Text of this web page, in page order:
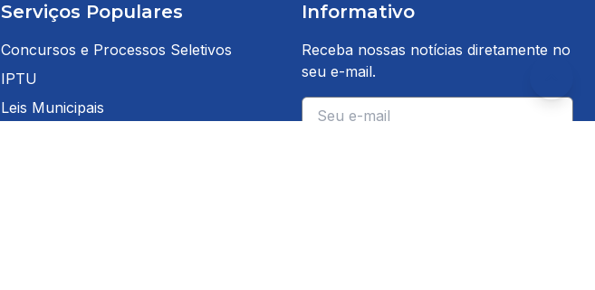
Serviços Populares
Concursos e Processos Seletivos
IPTU
Leis Municipais
Informativo
Receba nossas notícias diretamente no
seu e-mail.
E-mail